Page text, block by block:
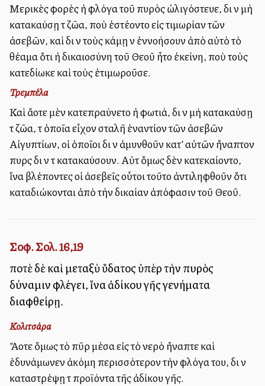
Μερικὲς φορὲς ἡ φλόγα τοῦ πυρὸς ὠλιγόστευε, διὰ νὰ μὴ
κατακαύσῃ τὰ ζῶα, ποὺ ἐστέλλοντο εἰς τιμωρίαν τῶν
ἀσεβῶν, καὶ διὰ νὰ τοὺς κάμῃ νὰ ἐννοήσουν ἀπὸ αὐτὸ τὸ
θέαμα ὅτι ἡ δικαιοσύνη τοῦ Θεοῦ ἦτο ἐκείνη, ποὺ τοὺς
κατεδίωκε καὶ τοὺς ἐτιμωροῦσε.
Τρεμπέλα
Καὶ ἄλλοτε μὲν κατεπραύνετο ἡ φωτιά, διὰ νὰ μὴ κατακαύσῃ
τὰ ζῶα, τὰ ὁποῖα εἶχον σταλῆ ἐναντίον τῶν ἀσεβῶν
Αἰγυπτίων, οἱ ὁποῖοι διὰ νὰ ἀμυνθοῦν κατ’ αὐτῶν ἤναπτον
πυρὰς διὰ νὰ τὰ κατακαύσουν. Αὐτὰ ὅμως δὲν κατεκαίοντο,
ἵνα βλέποντες οἱ ἀσεβεῖς οὗτοι τοῦτο ἀντιληφθοῦν ὅτι
καταδιώκονται ἀπὸ τὴν δικαίαν ἀπόφασιν τοῦ Θεοῦ.
Σοφ. Σολ. 16,19
ποτὲ δὲ καὶ μεταξὺ ὕδατος ὑπὲρ τὴν πυρὸς
δύναμιν φλέγει, ἵνα ἀδίκου γῆς γενήματα
διαφθείρῃ.
Κολιτσάρα
Ἄλλοτε ὅμως τὸ πῦρ μέσα εἰς τὸ νερὸ ἤναπτε καὶ
ἐδυνάμωνεν ἀκόμη περισσότερον τὴν φλόγα του, διὰ νὰ
καταστρέψῃ τὰ προϊόντα τῆς ἀδίκου γῆς.